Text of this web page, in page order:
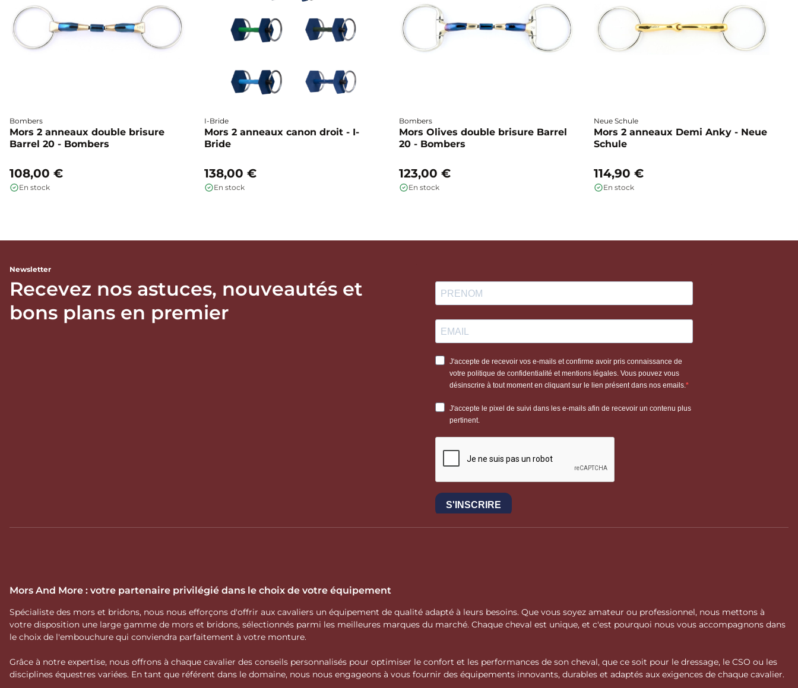
Bombers
Mors 2 anneaux double brisure
Barrel 20 - Bombers
108,00 €
En stock
I-Bride
Mors 2 anneaux canon droit - I-
Bride
138,00 €
En stock
Bombers
Mors Olives double brisure Barrel
20 - Bombers
123,00 €
En stock
Neue Schule
Mors 2 anneaux Demi Anky - Neue
Schule
114,90 €
En stock
Newsletter
Recevez nos astuces, nouveautés et
bons plans en premier
Mors And More : votre partenaire privilégié dans le choix de votre équipement
Spécialiste des mors et bridons, nous nous efforçons d'offrir aux cavaliers un équipement de qualité adapté à leurs besoins. Que vous soyez amateur ou professionnel, nous mettons à
votre disposition une large gamme de mors et bridons, sélectionnés parmi les meilleures marques du marché. Chaque cheval est unique, et c'est pourquoi nous vous accompagnons dans
le choix de l'embouchure qui conviendra parfaitement à votre monture.
Grâce à notre expertise, nous offrons à chaque cavalier des conseils personnalisés pour optimiser le confort et les performances de son cheval, que ce soit pour le dressage, le CSO ou les
disciplines équestres variées. En tant que référent dans le domaine, nous nous engageons à vous fournir des équipements innovants, durables et adaptés aux exigences de chaque cavalier.